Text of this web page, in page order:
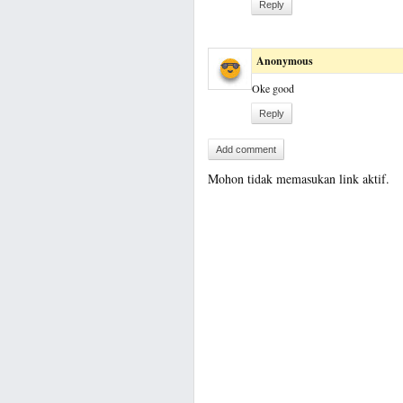
Reply
Anonymous
Oke good
Reply
Add comment
Mohon tidak memasukan link aktif.